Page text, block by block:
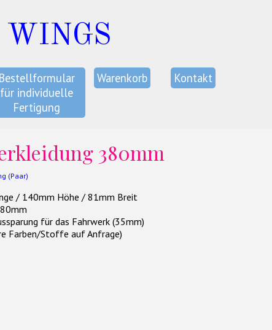
WINGS
Warenkorb Kontakt
Bestellformular
für individuelle
Fertigung
380mm
(Paar)
/ 140mm Höhe / 81mm Breit
für das Fahrwerk (35mm)
Farben/Stoffe auf Anfrage)